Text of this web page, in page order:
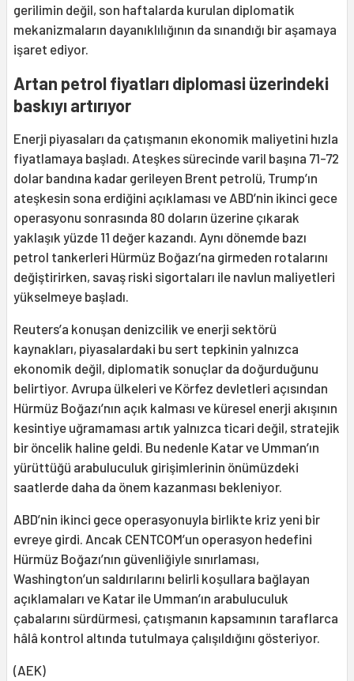
gerilimin değil, son haftalarda kurulan diplomatik
mekanizmaların dayanıklılığının da sınandığı bir aşamaya
işaret ediyor.
Artan petrol fiyatları diplomasi üzerindeki
baskıyı artırıyor
Enerji piyasaları da çatışmanın ekonomik maliyetini hızla
fiyatlamaya başladı. Ateşkes sürecinde varil başına 71-72
dolar bandına kadar gerileyen Brent petrolü, Trump’ın
ateşkesin sona erdiğini açıklaması ve ABD’nin ikinci gece
operasyonu sonrasında 80 doların üzerine çıkarak
yaklaşık yüzde 11 değer kazandı. Aynı dönemde bazı
petrol tankerleri Hürmüz Boğazı’na girmeden rotalarını
değiştirirken, savaş riski sigortaları ile navlun maliyetleri
yükselmeye başladı.
Reuters’a konuşan denizcilik ve enerji sektörü
kaynakları, piyasalardaki bu sert tepkinin yalnızca
ekonomik değil, diplomatik sonuçlar da doğurduğunu
belirtiyor. Avrupa ülkeleri ve Körfez devletleri açısından
Hürmüz Boğazı’nın açık kalması ve küresel enerji akışının
kesintiye uğramaması artık yalnızca ticari değil, stratejik
bir öncelik haline geldi. Bu nedenle Katar ve Umman’ın
yürüttüğü arabuluculuk girişimlerinin önümüzdeki
saatlerde daha da önem kazanması bekleniyor.
ABD’nin ikinci gece operasyonuyla birlikte kriz yeni bir
evreye girdi. Ancak CENTCOM’un operasyon hedefini
Hürmüz Boğazı’nın güvenliğiyle sınırlaması,
Washington’un saldırılarını belirli koşullara bağlayan
açıklamaları ve Katar ile Umman’ın arabuluculuk
çabalarını sürdürmesi, çatışmanın kapsamının taraflarca
hâlâ kontrol altında tutulmaya çalışıldığını gösteriyor.
(AEK)